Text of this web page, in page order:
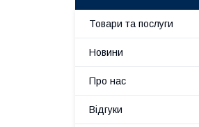
Товари та послуги
Новини
Про нас
Відгуки